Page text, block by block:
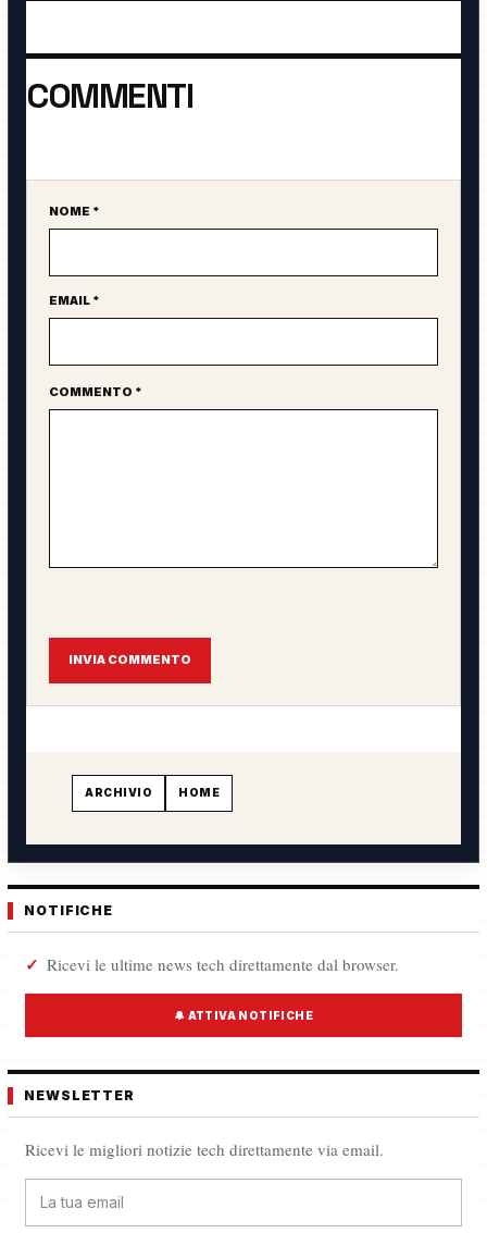
COMMENTI
Sito web
NOME *
EMAIL *
COMMENTO *
INVIA COMMENTO
ARCHIVIO HOME
NOTIFICHE
Ricevi le ultime news tech direttamente dal browser.
🔔 ATTIVA NOTIFICHE
NEWSLETTER
Ricevi le migliori notizie tech direttamente via email.